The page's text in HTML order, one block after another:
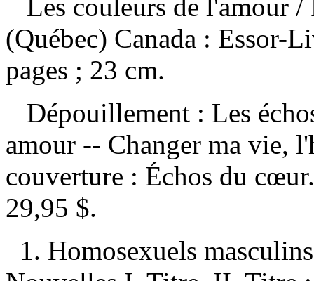
Les couleurs de l'amour /
(Québec) Canada :
pages ; 23 cm.
Dépouillement : Les
amour -- Changer ma
couverture : Échos du
29,95 $.
1. Homosexuels